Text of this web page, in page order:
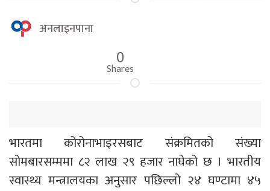
अनलाइनपाना
0
Shares
भारतमा कोरोनाभाइरसबाट संक्रमितको संख्या
सोमबारसम्ममा ८२ लाख २९ हजार नाघेको छ । भारतीय
स्वास्थ्य मन्त्रालयका अनुसार पछिल्लो २४ घण्टामा ४५